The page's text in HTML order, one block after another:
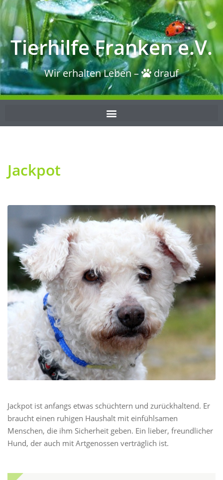
Tierhilfe Franken e.V.
Wir erhalten Leben – drauf
Jackpot
Jackpot ist anfangs etwas schüchtern und zurückhaltend. Er
braucht einen ruhigen Haushalt mit einfühlsamen
Menschen, die ihm Sicherheit geben. Ein lieber, freundlicher
Hund, der auch mit Artgenossen verträglich ist.